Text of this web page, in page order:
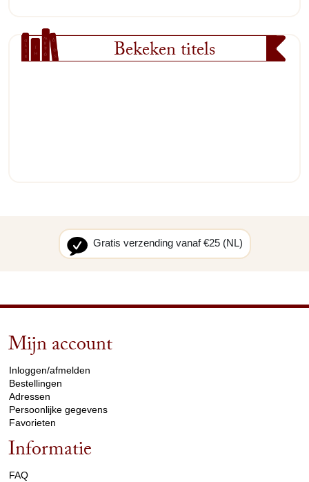
Bekeken titels
Gratis verzending vanaf €25 (NL)
Mijn account
Inloggen/afmelden
Bestellingen
Adressen
Persoonlijke gegevens
Favorieten
Informatie
FAQ